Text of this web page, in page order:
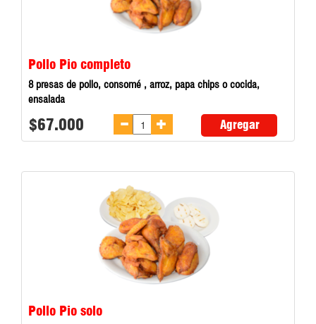
Pollo Pio completo
8 presas de pollo, consomé , arroz, papa chips o cocida,
ensalada
$67.000 Agregar
Pollo Pio solo